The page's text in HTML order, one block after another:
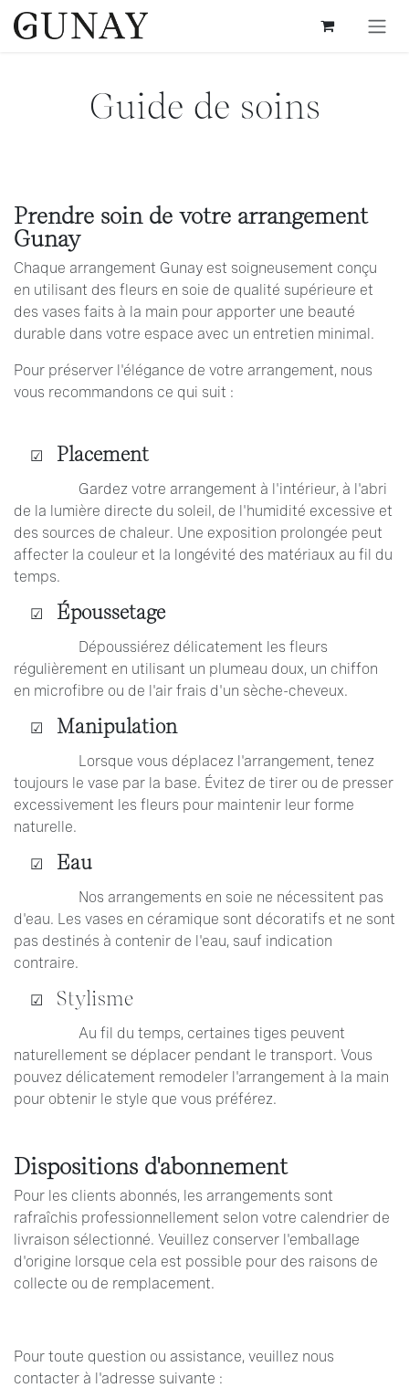
Se rendre au contenu
Guide de soins
Prendre soin de votre arrangement
Gunay
Chaque arrangement Gunay est soigneusement conçu
en utilisant des fleurs en soie de qualité supérieure et
des vases faits à la main pour apporter une beauté
durable dans votre espace avec un entretien minimal.
Pour préserver l'élégance de votre arrangement, nous
vous recommandons ce qui suit :
Placement
​Gardez votre arrangement à l'intérieur, à l'abri
de la lumière directe du soleil, de l'humidité excessive et
des sources de chaleur. Une exposition prolongée peut
affecter la couleur et la longévité des matériaux au fil du
temps.
Époussetage
​Dépoussiérez délicatement les fleurs
régulièrement en utilisant un plumeau doux, un chiffon
en microfibre ou de l'air frais d'un sèche-cheveux.
Manipulation
Lorsque vous déplacez l'arrangement, tenez
toujours le vase par la base. Évitez de tirer ou de presser
excessivement les fleurs pour maintenir leur forme
naturelle.
Eau
Nos arrangements en soie ne nécessitent pas
d'eau. Les vases en céramique sont décoratifs et ne sont
pas destinés à contenir de l'eau, sauf indication
contraire.
Stylisme
Au fil du temps, certaines tiges peuvent
naturellement se déplacer pendant le transport. Vous
pouvez délicatement remodeler l'arrangement à la main
pour obtenir le style que vous préférez.
Dispositions d'abonnement
Pour les clients abonnés, les arrangements sont
rafraîchis professionnellement selon votre calendrier de
livraison sélectionné. Veuillez conserver l'emballage
d'origine lorsque cela est possible pour des raisons de
collecte ou de remplacement.
Pour toute question ou assistance, veuillez nous
contacter à l'adresse suivante :